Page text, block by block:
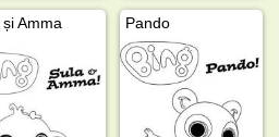
Amma Pando